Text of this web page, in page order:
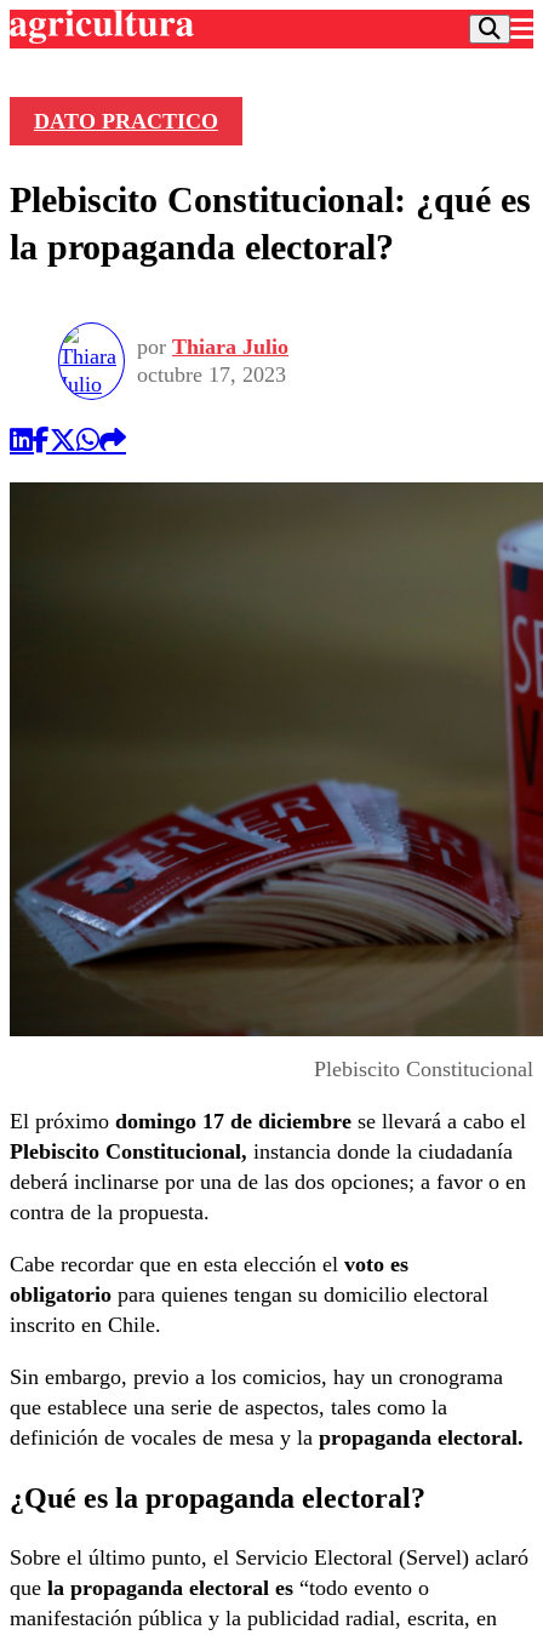
Frecuencias
Agricultura TV
Deportes
Motor
Otros Deportes
Dato Practico
Vida Social
Publicaciones en medios
Comercial
DATO PRACTICO
Plebiscito Constitucional: ¿qué es
la propaganda electoral?
por Thiara Julio
octubre 17, 2023
Plebiscito Constitucional
El próximo domingo 17 de diciembre se llevará a cabo el
Plebiscito Constitucional, instancia donde la ciudadanía
deberá inclinarse por una de las dos opciones; a favor o en
contra de la propuesta.
Cabe recordar que en esta elección el voto es
obligatorio para quienes tengan su domicilio electoral
inscrito en Chile.
Sin embargo, previo a los comicios, hay un cronograma
que establece una serie de aspectos, tales como la
definición de vocales de mesa y la propaganda electoral.
¿Qué es la propaganda electoral?
Sobre el último punto, el Servicio Electoral (Servel) aclaró
que la propaganda electoral es “todo evento o
manifestación pública y la publicidad radial, escrita, en